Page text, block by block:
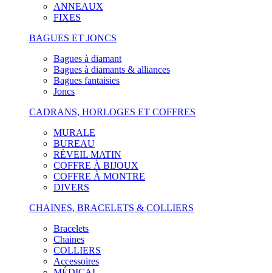
ANNEAUX
FIXES
BAGUES ET JONCS
Bagues à diamant
Bagues à diamants & alliances
Bagues fantaisies
Joncs
CADRANS, HORLOGES ET COFFRES
MURALE
BUREAU
RÉVEIL MATIN
COFFRE À BIJOUX
COFFRE À MONTRE
DIVERS
CHAINES, BRACELETS & COLLIERS
Bracelets
Chaines
COLLIERS
Accessoires